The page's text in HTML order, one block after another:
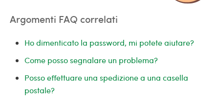
Argomenti FAQ correlati
Ho dimenticato la password, mi potete aiutare?
Come posso segnalare un problema?
Posso effettuare una spedizione a una casella
postale?